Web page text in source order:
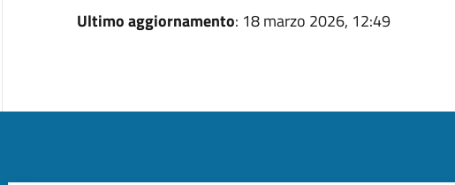
Ultimo aggiornamento: 18 marzo 2026, 12:49